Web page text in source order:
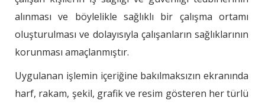
alınması ve böylelikle sağlıklı bir çalışma ortamı
oluşturulması ve dolayısıyla çalışanların sağlıklarının
korunması amaçlanmıştır.
Uygulanan işlemin içeriğine bakılmaksızın ekranında
harf, rakam, şekil, grafik ve resim gösteren her türlü